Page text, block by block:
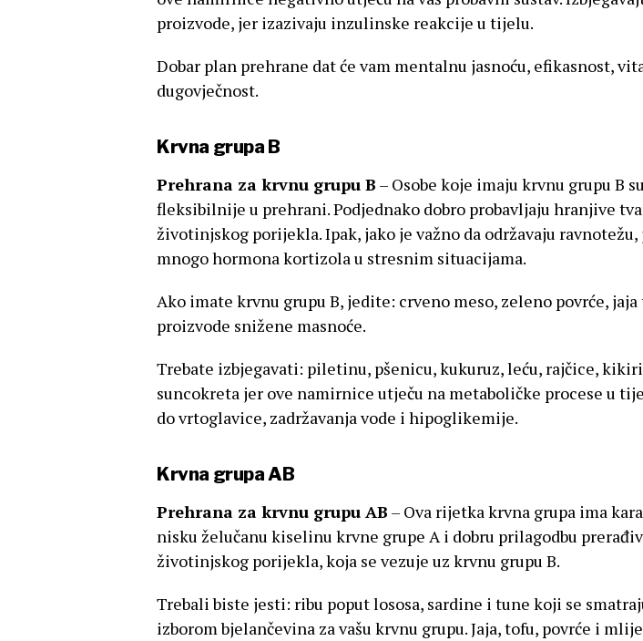
proizvode, jer izazivaju inzulinske reakcije u tijelu.
Dobar plan prehrane dat će vam mentalnu jasnoću, efikasnost,
dugovječnost.
Krvna grupa B
Prehrana za krvnu grupu B – Osobe koje imaju krvnu grupu B
fleksibilnije u prehrani. Podjednako dobro probavljaju hranjive
životinjskog porijekla. Ipak, jako je važno da održavaju
mnogo hormona kortizola u stresnim situacijama.
Ako imate krvnu grupu B, jedite: crveno meso, zeleno povrće,
proizvode snižene masnoće.
Trebate izbjegavati: piletinu, pšenicu, kukuruz, leću, rajčice,
suncokreta jer ove namirnice utječu na metaboličke procese u
do vrtoglavice, zadržavanja vode i hipoglikemije.
Krvna grupa AB
Prehrana za krvnu grupu AB – Ova rijetka krvna grupa ima
nisku želučanu kiselinu krvne grupe A i dobru prilagodbu
životinjskog porijekla, koja se vezuje uz krvnu grupu B.
Trebali biste jesti: ribu poput lososa, sardine i tune koji se
izborom bjelančevina za vašu krvnu grupu. Jaja, tofu, povrće i